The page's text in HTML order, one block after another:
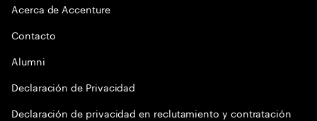
Acerca de Accenture
Contacto
Alumni
Declaración de Privacidad
Declaración de privacidad en reclutamiento y contratación